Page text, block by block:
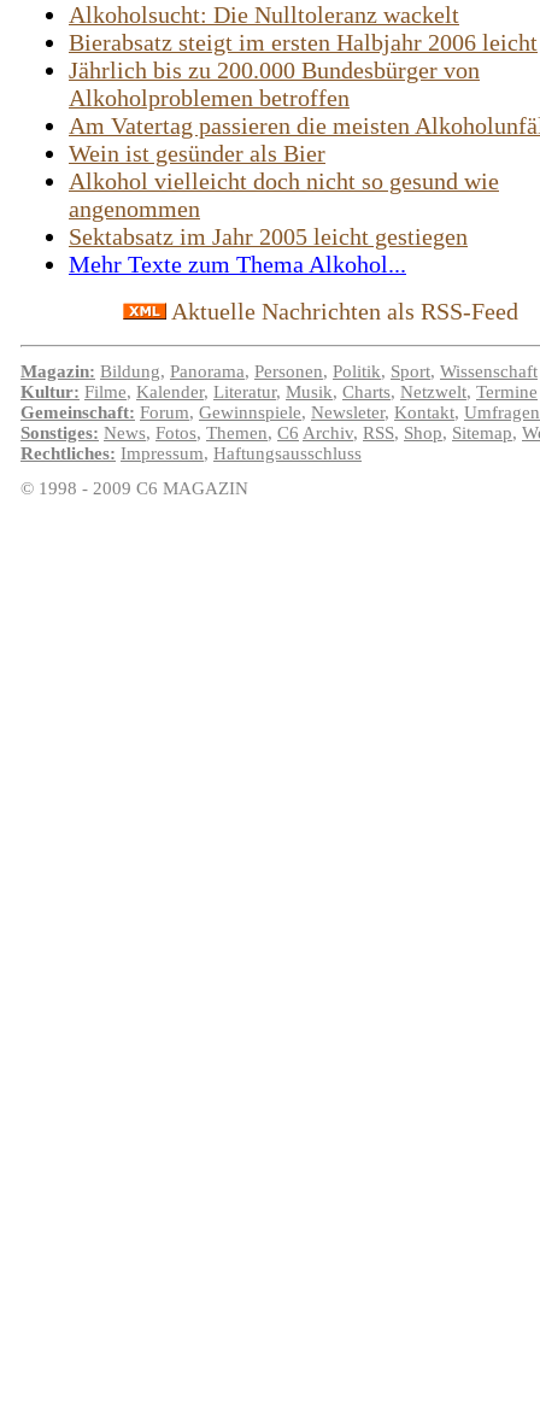
Alkoholsucht: Die Nulltoleranz wackelt
Bierabsatz steigt im ersten Halbjahr 2006 leicht
Jährlich bis zu 200.000 Bundesbürger von
Alkoholproblemen betroffen
Am Vatertag passieren die meisten
Wein ist gesünder als Bier
Alkohol vielleicht doch nicht so gesund wie
angenommen
Sektabsatz im Jahr 2005 leicht gestiegen
Mehr Texte zum Thema Alkohol...
Aktuelle Nachrichten als RSS-Feed
Magazin: Bildung, Panorama, Personen, Politik, Sport, Wissenschaft
Kultur: Filme, Kalender, Literatur, Musik, Charts, Netzwelt, Termine
Gemeinschaft: Forum, Gewinnspiele, Newsleter, Kontakt, Umfragen
Sonstiges: News, Fotos, Themen, C6 Archiv, RSS, Shop, Sitemap,
Rechtliches: Impressum, Haftungsausschluss
© 1998 - 2009 C6 MAGAZIN